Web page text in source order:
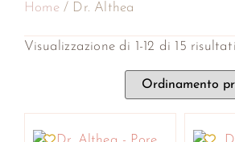
Home/ Dr. Althea
Visualizzazione di 1-12 di 15 risultati